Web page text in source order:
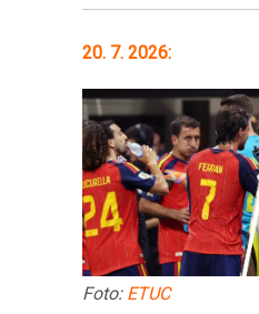
20. 7. 2026:
Foto: ETUC